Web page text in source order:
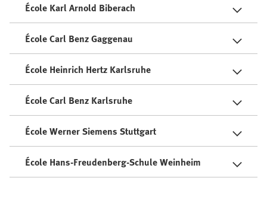
École Karl Arnold Biberach
École Carl Benz Gaggenau
École Heinrich Hertz Karlsruhe
École Carl Benz Karlsruhe
École Werner Siemens Stuttgart
École Hans-Freudenberg-Schule Weinheim